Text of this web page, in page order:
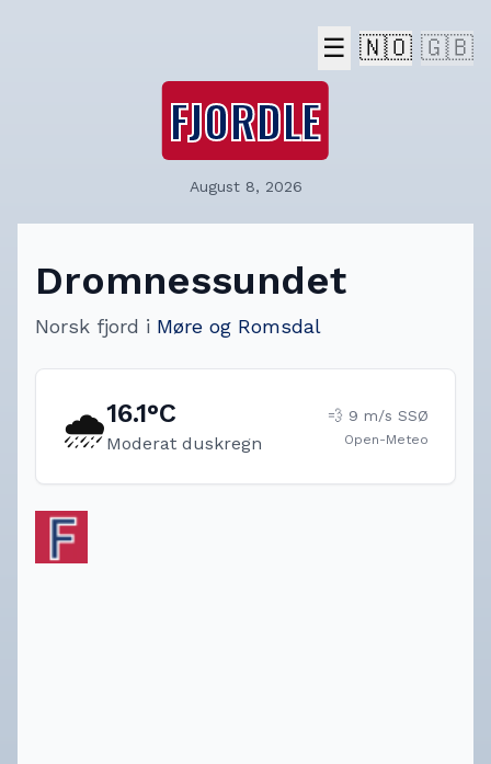
☰ 🇳🇴 🇬🇧
FJORDLE
August 8, 2026
Dromnessundet
Norsk fjord i Møre og Romsdal
🌧️16.1°C
Moderat duskregn
💨 9 m/s SSØ
Open-Meteo